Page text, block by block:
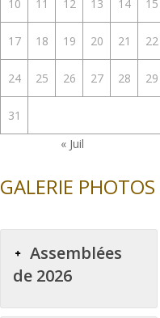
10 11 12 13 14 15
17 18 19 20 21 22
24 25 26 27 28 29
31
« Juil
GALERIE PHOTOS
Assemblées
de 2026